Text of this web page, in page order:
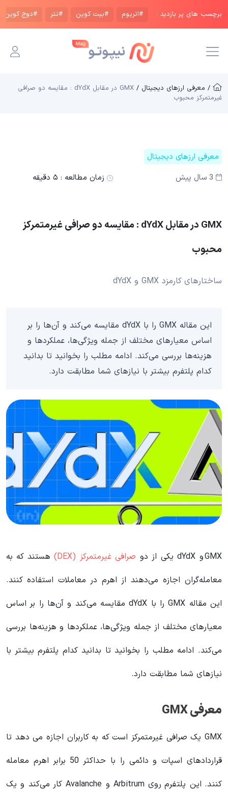
برچسب های پر بازدید : #اتریوم #بیت کوین #تتر #دوج کوین
/ معرفی ارزهای دیجیتال /
GMX در مقابل dYdX : مقایسه دو صرافی
غیرمتمرکز محبوب
معرفی ارزهای دیجیتال
3 سال پیش
زمان مطالعه : ۵ دقیقه
GMX در مقابل dYdX : مقایسه دو صرافی غیرمتمرکز
محبوب
ساختارهای کارمزد GMX و dYdX
این مقاله GMX را با dYdX مقایسه می‌کند و آن‌ها را بر
اساس معیارهای مختلف از جمله ویژگی‌ها، عملکردها و
هزینه‌ها بررسی می‌کند. ادامه مطلب را بخوانید تا بدانید
کدام پلتفرم بیشتر با نیازهای شما مطابقت دارد.
GMX و dYdX یکی از دو صرافی غیرمتمرکز (DEX)
هستند که به
معامله‌گران اجازه می‌دهند از اهرم در معاملات استفاده کنند.
این مقاله GMX را با dYdX مقایسه می‌کند و آن‌ها را بر اساس
معیارهای مختلف از جمله ویژگی‌ها، عملکردها و هزینه‌ها بررسی
می‌کند. ادامه مطلب را بخوانید تا بدانید کدام پلتفرم بیشتر با
نیازهای شما مطابقت دارد.
معرفی GMX
GMX یک صرافی غیرمتمرکز است که به کاربران اجازه می دهد تا
قراردادهای اسپات و دائمی را با حداکثر 50 برابر اهرم معامله
کنند. این پلتفرم روی Arbitrum و Avalanche کار می‌کند و یک